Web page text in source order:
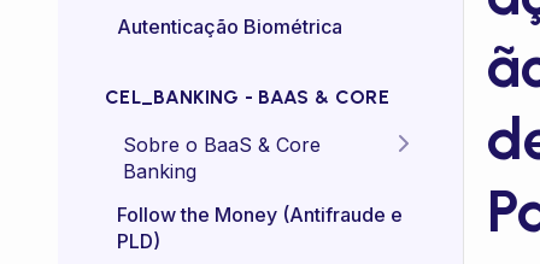
Autenticação Biométrica
CEL_BANKING - BAAS & CORE
Sobre o BaaS & Core
Banking
FAQs
Follow the Money (Antifraude e
PLD)